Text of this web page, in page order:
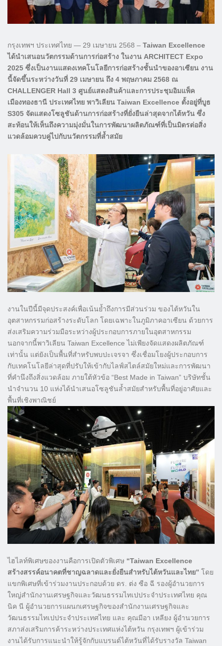
กรุงเทพฯ ประเทศไทย — 29 เมษายน 2568 – Taiwan Excellence
ได้นำเสนอนวัตกรรมด้านการก่อสร้าง ในงาน ARCHITECT Expo
2025 ซึ่งเป็นงานแสดงเทคโนโลยีการก่อสร้างชั้นนำของอาเซียน งาน
นี้จัดขึ้นระหว่างวันที่ 29 เมษายน ถึง 4 พฤษภาคม 2568 ณ
CHALLENGER Hall 3 ศูนย์แสดงสินค้าและการประชุมอิมแพ็ค
เมืองทองธานี ประเทศไทย พาวิเลียน Taiwan Excellence ตั้งอยู่ที่บูธ
S305 จัดแสดงโซลูชันด้านการก่อสร้างที่ยั่งยืนล่าสุดจากไต้หวัน ซึ่ง
สะท้อนให้เห็นถึงความมุ่งมั่นในการพัฒนาผลิตภัณฑ์ที่เป็นมิตรต่อสิ่ง
แวดล้อมควบคู่ไปกับนวัตกรรมที่ล้ำสมัย
งานในปีนี้มีจุดประสงค์เพื่อเน้นย้ำถึงการมีส่วนร่วม ของไต้หวันใน
อุตสาหกรรมก่อสร้างระดับโลก โดยเฉพาะในภูมิภาคอาเซียน ด้วยการ
ส่งเสริมความร่วมมือระหว่างผู้ประกอบการภายในอุตสาหกรรม
นอกจากนี้พาวิเลียน Taiwan Excellence ไม่เพียงจัดแสดงผลิตภัณฑ์
เท่านั้น แต่ยังเป็นพื้นที่สำหรับพบปะเจรจา ซึ่งเชื่อมโยงผู้ประกอบการ
กับเทคโนโลยีล่าสุดที่ปรับให้เข้ากับไลฟ์สไตล์สมัยใหม่และการพัฒนา
ที่คำนึงถึงสิ่งแวดล้อม ภายใต้หัวข้อ “Best Made in Taiwan” บริษัทชั้น
นำจำนวน 10 แห่งได้นำเสนอโซลูชันล้ำสมัยสำหรับพื้นที่อยู่อาศัยและ
พื้นที่เชิงพาณิชย์
ไฮไลท์พิเศษของงานคือการเปิดตัวพิเศษ “Taiwan Excellence
สร้างสรรค์อนาคตที่ชาญฉลาดและยั่งยืนสำหรับไต้หวันและไทย” โดย
แขกพิเศษที่เข้าร่วมงานประกอบด้วย ดร. ต่ง ซือ ฉี รองผู้อำนวยการ
ใหญ่สำนักงานเศรษฐกิจและวัฒนธรรมไทเปประจำประเทศไทย คุณ
นิค นี ผู้อำนวยการแผนกเศรษฐกิจของสำนักงานเศรษฐกิจและ
วัฒนธรรมไทเปประจำประเทศไทย และ คุณมีอา เหลียง ผู้อำนวยการ
สภาส่งเสริมการค้าระหว่างประเทศแห่งไต้หวัน กรุงเทพฯ ผู้เข้าร่วม
งานได้รับการแนะนำให้รู้จักกับแบรนด์ไต้หวันที่ได้รับรางวัล Taiwan